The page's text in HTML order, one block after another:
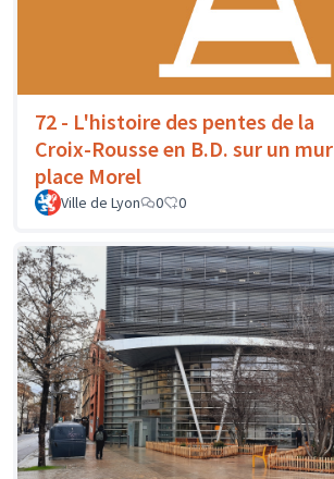
72 - L'histoire des pentes de la
Croix-Rousse en B.D. sur un mur
place Morel
Ville de Lyon 0 0